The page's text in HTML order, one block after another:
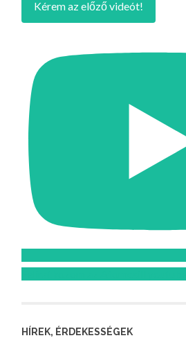
Kérem az előző videót!
HÍREK, ÉRDEKESSÉGEK